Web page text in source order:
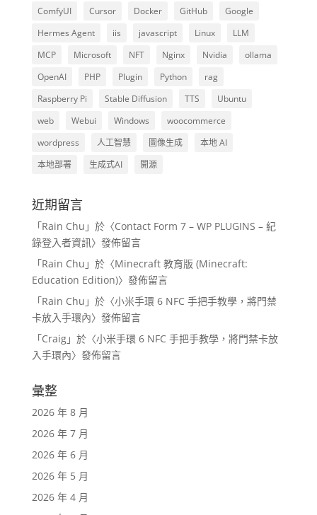
ComfyUI
Cursor Docker GitHub
Google
Hermes Agent
iis javascript Linux
LLM
MCP
Microsoft NFT Nginx Nvidia
ollama
OpenAI
PHP Plugin Python
rag
Raspberry Pi
Stable Diffusion TTS
Ubuntu
web
Webui Windows
woocommerce
wordpress
人工智慧 圖像生成
本地 AI
本地部署
生成式AI 開源
近期留言
「Rain Chu 」於〈Contact Form 7 – WP PLUGINS – 紀
錄登入者資訊〉發佈留言
「Rain Chu 」於〈Minecraft 教育版 (Minecraft:
Education Edition)〉發佈留言
「Rain Chu 」於〈小米手環 6 NFC 手把手教學，將門禁
卡放入手環內〉發佈留言
「Craig」於〈小米手環 6 NFC 手把手教學，將門禁卡放
入手環內〉發佈留言
彙整
2026 年 8 月
2026 年 7 月
2026 年 6 月
2026 年 5 月
2026 年 4 月